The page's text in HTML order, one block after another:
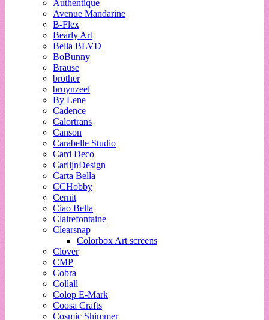
Authentique
Avenue Mandarine
B-Flex
Bearly Art
Bella BLVD
BoBunny
Brause
brother
bruynzeel
By Lene
Cadence
Calortrans
Canson
Carabelle Studio
Card Deco
CarlijnDesign
Carta Bella
CCHobby
Cernit
Ciao Bella
Clairefontaine
Clearsnap
Colorbox Art screens
Clover
CMP
Cobra
Collall
Colop E-Mark
Coosa Crafts
Cosmic Shimmer